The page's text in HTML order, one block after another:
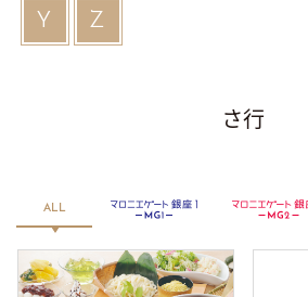
Y Z
さ行
ALL
マロニエゲート銀座３